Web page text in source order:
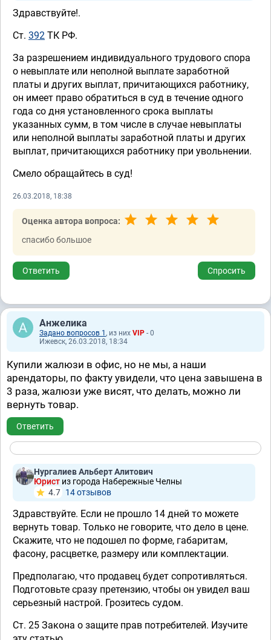
Здравствуйте!.
Ст. 392 ТК РФ.
За разрешением индивидуального трудового спора
о невыплате или неполной выплате заработной
платы и других выплат, причитающихся работнику,
он имеет право обратиться в суд в течение одного
года со дня установленного срока выплаты
указанных сумм, в том числе в случае невыплаты
или неполной выплаты заработной платы и других
выплат, причитающихся работнику при увольнении.
Смело обращайтесь в суд!
26.03.2018, 18:38
Оценка автора вопроса:
спасибо большое
Ответить Спросить
Анжелика
Задано вопросов 1 , из них VIP - 0
Ижевск, 26.03.2018, 18:34
Купили жалюзи в офис, но не мы, а наши
арендаторы, по факту увидели, что цена завышена в
3 раза, жалюзи уже висят, что делать, можно ли
вернуть товар.
Ответить
Нургалиев Альберт Алитович
Юрист из города Набережные Челны
4.7 14 отзывов
Здравствуйте. Если не прошло 14 дней то можете
вернуть товар. Только не говорите, что дело в цене.
Скажите, что не подошел по форме, габаритам,
фасону, расцветке, размеру или комплектации.
Предполагаю, что продавец будет сопротивляться.
Подготовьте сразу претензию, чтобы он увидел ваш
серьезный настрой. Грозитесь судом.
Ст. 25 Закона о защите прав потребителей. Изучите